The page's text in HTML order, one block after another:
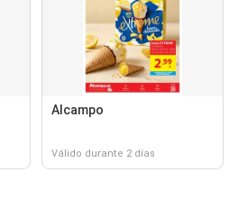
Alcampo
Válido durante 2 días